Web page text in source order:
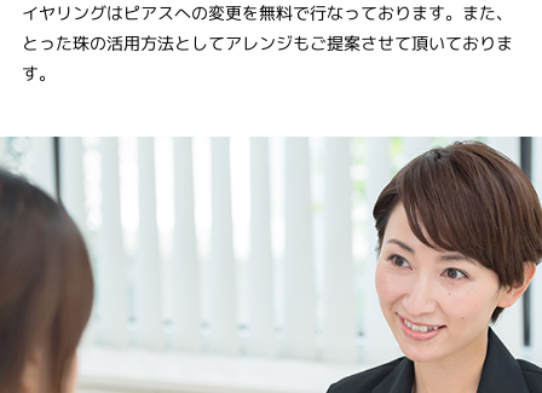
イヤリングはピアスへの変更を無料で行なっております。また、
とった珠の活用方法としてアレンジもご提案させて頂いておりま
す。